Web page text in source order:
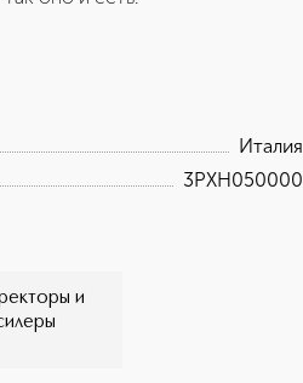
Италия
3PXH050000
и